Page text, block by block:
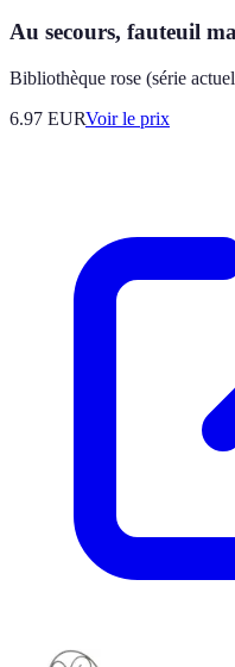
Au secours, fauteuil
Bibliothèque rose (série
6.97 EURVoir le prix